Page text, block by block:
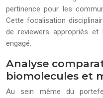
pertinence pour les
Cette focalisation
de reviewers appropriés
engagé.
Analyse
biomolecules et
Au sein même du